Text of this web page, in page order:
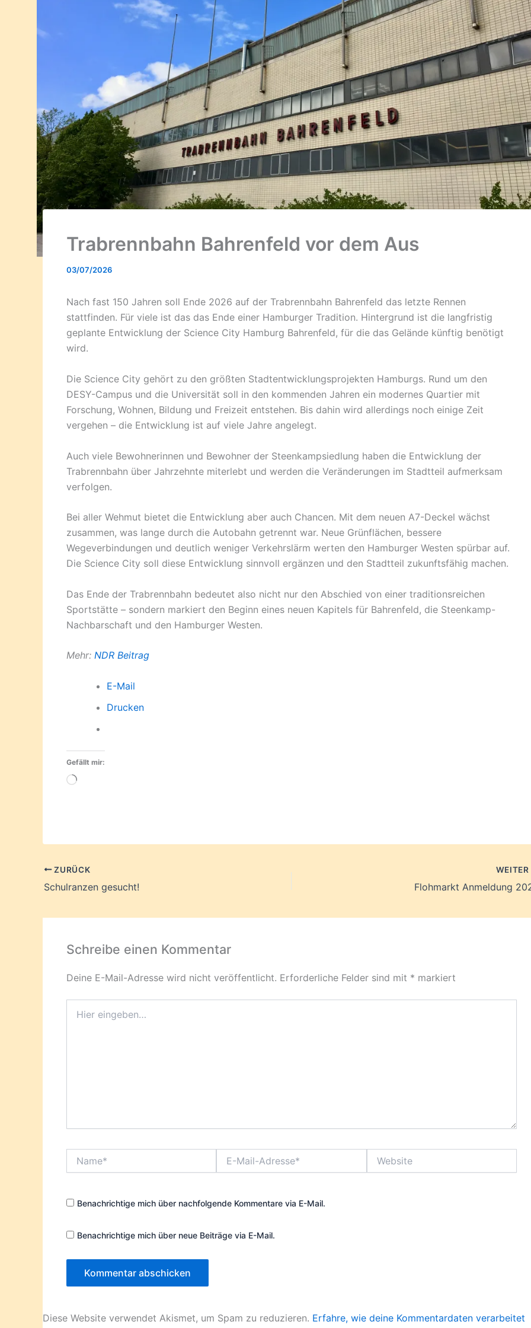
Trabrennbahn Bahrenfeld vor dem Aus
03/07/2026
Nach fast 150 Jahren soll Ende 2026 auf der Trabrennbahn Bahrenfeld das letzte Rennen
stattfinden. Für viele ist das das Ende einer Hamburger Tradition. Hintergrund ist die langfristig
geplante Entwicklung der Science City Hamburg Bahrenfeld, für die das Gelände künftig benötigt
wird.
Die Science City gehört zu den größten Stadtentwicklungsprojekten Hamburgs. Rund um den
DESY-Campus und die Universität soll in den kommenden Jahren ein modernes Quartier mit
Forschung, Wohnen, Bildung und Freizeit entstehen. Bis dahin wird allerdings noch einige Zeit
vergehen – die Entwicklung ist auf viele Jahre angelegt.
Auch viele Bewohnerinnen und Bewohner der Steenkampsiedlung haben die Entwicklung der
Trabrennbahn über Jahrzehnte miterlebt und werden die Veränderungen im Stadtteil aufmerksam
verfolgen.
Bei aller Wehmut bietet die Entwicklung aber auch Chancen. Mit dem neuen A7-Deckel wächst
zusammen, was lange durch die Autobahn getrennt war. Neue Grünflächen, bessere
Wegeverbindungen und deutlich weniger Verkehrslärm werten den Hamburger Westen spürbar auf.
Die Science City soll diese Entwicklung sinnvoll ergänzen und den Stadtteil zukunftsfähig machen.
Das Ende der Trabrennbahn bedeutet also nicht nur den Abschied von einer traditionsreichen
Sportstätte – sondern markiert den Beginn eines neuen Kapitels für Bahrenfeld, die Steenkamp-
Nachbarschaft und den Hamburger Westen.
Mehr: NDR Beitrag
E-Mail
Drucken
Gefällt mir:
Wird
ZURÜCK
Schulranzen gesucht!
WEITER
Flohmarkt Anmeldung
Schreibe einen Kommentar
Deine E-Mail-Adresse wird nicht veröffentlicht. Erforderliche Felder sind mit * markiert
eingeben…
Mail-
Benachrichtige mich über nachfolgende Kommentare via E-Mail.
Benachrichtige mich über neue Beiträge via E-Mail.
Diese Website verwendet Akismet, um Spam zu reduzieren. Erfahre, wie deine Kommentardaten verarbeitet